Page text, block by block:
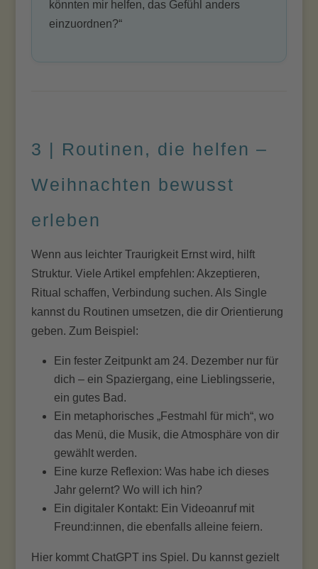
könnten mir helfen, das Gefühl anders
einzuordnen?“
3 | Routinen, die helfen –
Weihnachten bewusst
erleben
Wenn aus leichter Traurigkeit Ernst wird, hilft
Struktur. Viele Artikel empfehlen: Akzeptieren,
Ritual schaffen, Verbindung suchen. Als Single
kannst du Routinen umsetzen, die dir Orientierung
geben. Zum Beispiel:
Ein fester Zeitpunkt am 24. Dezember nur für
dich – ein Spaziergang, eine Lieblingsserie,
ein gutes Bad.
Ein metaphorisches „Festmahl für mich“, wo
das Menü, die Musik, die Atmosphäre von dir
gewählt werden.
Eine kurze Reflexion: Was habe ich dieses
Jahr gelernt? Wo will ich hin?
Ein digitaler Kontakt: Ein Videoanruf mit
Freund:innen, die ebenfalls alleine feiern.
Hier kommt ChatGPT ins Spiel. Du kannst gezielt